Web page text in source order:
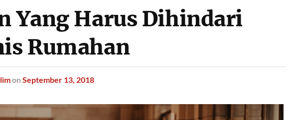
Yang Harus Dihindari
Rumahan
on September 13, 2018